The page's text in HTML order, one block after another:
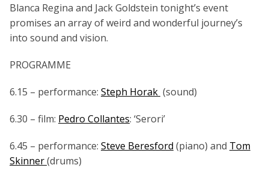
Blanca Regina and Jack Goldstein tonight’s event
promises an array of weird and wonderful journey’s
into sound and vision.
PROGRAMME
6.15 – performance: Steph Horak (sound)
6.30 – film: Pedro Collantes: ‘Serori’
6.45 – performance: Steve Beresford (piano) and Tom
Skinner(drums)